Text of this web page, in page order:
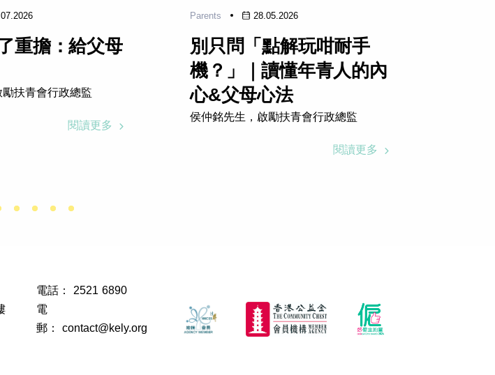
重擔：給父母
扶青會行政總監
閱讀更多
Parents 28.05.2026
別只問「點解玩咁耐手
機？」｜讀懂年青人的內
心&父母心法
侯仲銘先生，啟勵扶青會行政總監
閱讀更多
電話： 2521 6890
電
郵： contact@kely.org